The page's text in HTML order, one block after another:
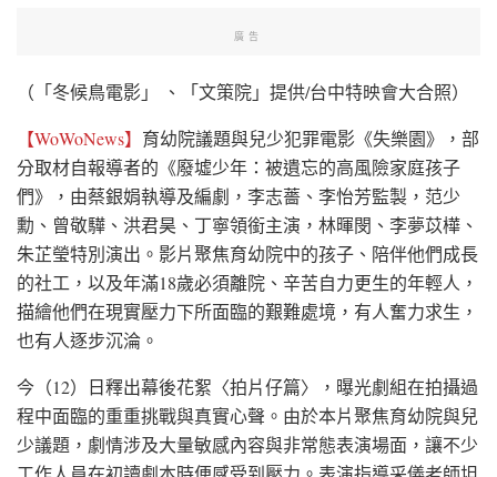
廣告
（「冬候鳥電影」 、「文策院」提供/台中特映會大合照）
【WoWoNews】 育幼院議題與兒少犯罪電影《失樂園》，部
分取材自報導者的《廢墟少年：被遺忘的高風險家庭孩子
們》，由蔡銀娟執導及編劇，李志薔、李怡芳監製，范少
勳、曾敬驊、洪君昊、丁寧領銜主演，林暉閔、李夢苡樺、
朱芷瑩特別演出。影片聚焦育幼院中的孩子、陪伴他們成長
的社工，以及年滿18歲必須離院、辛苦自力更生的年輕人，
描繪他們在現實壓力下所面臨的艱難處境，有人奮力求生，
也有人逐步沉淪。
今（12）日釋出幕後花絮〈拍片仔篇〉，曝光劇組在拍攝過
程中面臨的重重挑戰與真實心聲。由於本片聚焦育幼院與兒
少議題，劇情涉及大量敏感內容與非常態表演場面，讓不少